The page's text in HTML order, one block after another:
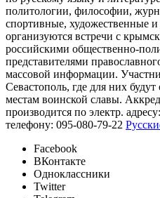
политологии, философии,
спортивные, художественные
организуются встречи с
российскими общественно-
представителями
массовой информации.
Севастополь, где для них
местам воинской славы.
производится по электр.
телефону: 095-080-79-22
Facebook
ВКонтакте
Одноклассники
Twitter